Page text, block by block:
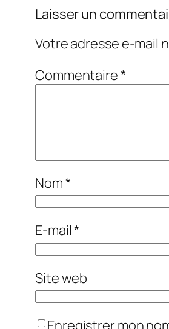
Laisser un
Votre adresse e-mail
Commentaire*
Nom*
E-mail*
Site web